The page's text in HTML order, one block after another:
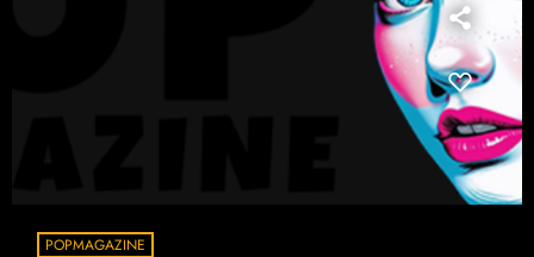
POPMAGAZINE